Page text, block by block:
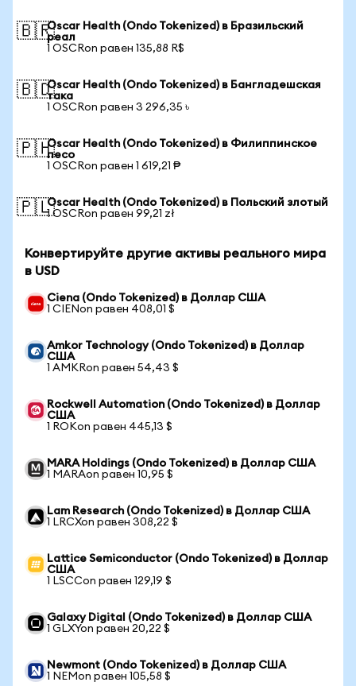
🇧🇷Oscar Health (Ondo Tokenized) в Бразильский
реал
1 OSCRon равен 135,88 R$
🇧🇩Oscar Health (Ondo Tokenized) в Бангладешская
така
1 OSCRon равен 3 296,35 ৳
🇵🇭Oscar Health (Ondo Tokenized) в Филиппинское
песо
1 OSCRon равен 1 619,21 ₱
🇵🇱Oscar Health (Ondo Tokenized) в Польский злотый
1 OSCRon равен 99,21 zł
Конвертируйте другие активы реального мира
в USD
Ciena (Ondo Tokenized) в Доллар США
1 CIENon равен 408,01 $
Amkor Technology (Ondo Tokenized) в Доллар
США
1 AMKRon равен 54,43 $
Rockwell Automation (Ondo Tokenized) в Доллар
США
1 ROKon равен 445,13 $
MARA Holdings (Ondo Tokenized) в Доллар США
1 MARAon равен 10,95 $
Lam Research (Ondo Tokenized) в Доллар США
1 LRCXon равен 308,22 $
Lattice Semiconductor (Ondo Tokenized) в Доллар
США
1 LSCCon равен 129,19 $
Galaxy Digital (Ondo Tokenized) в Доллар США
1 GLXYon равен 20,22 $
Newmont (Ondo Tokenized) в Доллар США
1 NEMon равен 105,58 $